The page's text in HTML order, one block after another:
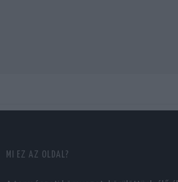
MI EZ AZ OLDAL?